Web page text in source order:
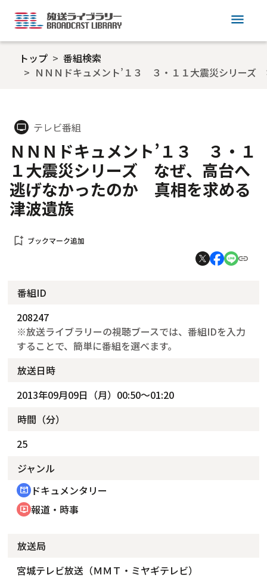
menu
トップ
番組検索
ＮＮＮドキュメント’１３ ３・１１大震災シリー
tv テレビ番組
ＮＮＮドキュメント’１３ ３・１
１大震災シリーズ なぜ、高台へ
逃げなかったのか 真相を求める
津波遺族
bookmark_add ブックマーク追加
番組ID
208247
※放送ライブラリーの視聴ブースでは、番組IDを入力
することで、簡単に番組を選べます。
放送日時
2013年09月09日（月）00:50～01:20
時間（分）
25
ジャンル
cinematic_blur ドキュメンタリー
ondemand_video 報道・時事
放送局
宮城テレビ放送（ＭＭＴ・ミヤギテレビ）